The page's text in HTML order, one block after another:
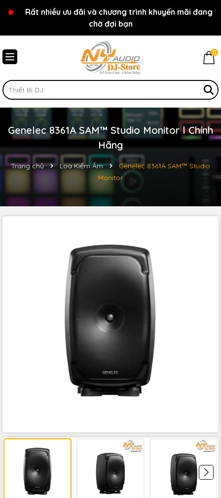
Chào mừng bạn đến với cửa hàng NY Audio - DJ
Store
Rất nhiều ưu đãi và chương trình khuyến mãi đang
chờ đợi bạn
0
Genelec 8361A SAM™ Studio Monitor l Chính
Hãng
Trang chủ Loa Kiểm Âm
Genelec 8361A SAM™ Studio
Monitor